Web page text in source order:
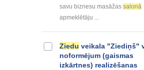
savu biznesu masāžas salonā
apmeklētāju ...
Ziedu veikala "Ziediņš"
noformējum (gaismas
izkārtnes) realizēšanas